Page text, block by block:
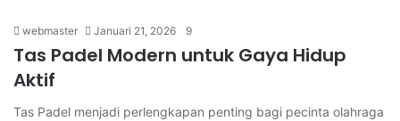
webmaster Januari 21, 2026 9
Tas Padel Modern untuk Gaya Hidup
Aktif
Tas Padel menjadi perlengkapan penting bagi pecinta olahraga